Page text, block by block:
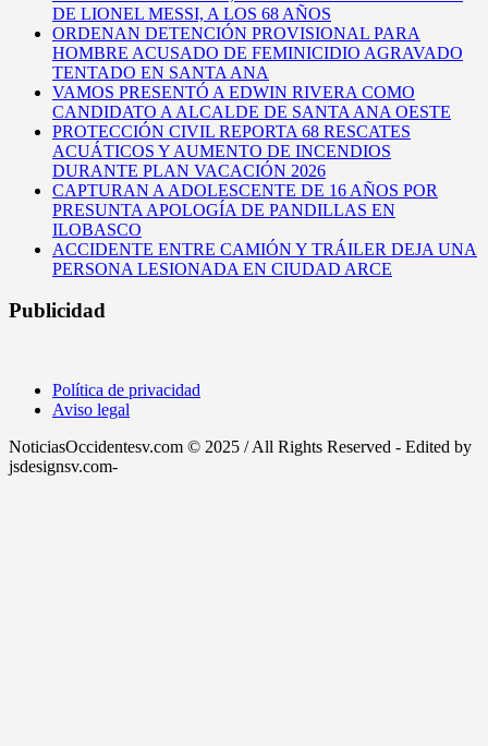
DE LIONEL MESSI, A LOS 68 AÑOS
ORDENAN DETENCIÓN PROVISIONAL PARA
HOMBRE ACUSADO DE FEMINICIDIO AGRAVADO
TENTADO EN SANTA ANA
VAMOS PRESENTÓ A EDWIN RIVERA COMO
CANDIDATO A ALCALDE DE SANTA ANA OESTE
PROTECCIÓN CIVIL REPORTA 68 RESCATES
ACUÁTICOS Y AUMENTO DE INCENDIOS
DURANTE PLAN VACACIÓN 2026
CAPTURAN A ADOLESCENTE DE 16 AÑOS POR
PRESUNTA APOLOGÍA DE PANDILLAS EN
ILOBASCO
ACCIDENTE ENTRE CAMIÓN Y TRÁILER DEJA UNA
PERSONA LESIONADA EN CIUDAD ARCE
Publicidad
Política de privacidad
Aviso legal
NoticiasOccidentesv.com © 2025 / All Rights Reserved - Edited by
jsdesignsv.com-